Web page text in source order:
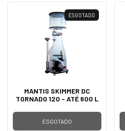
ESGOTADO
MANTIS SKIMMER DC
TORNADO 120 - ATÉ 600 L
ESGOTADO